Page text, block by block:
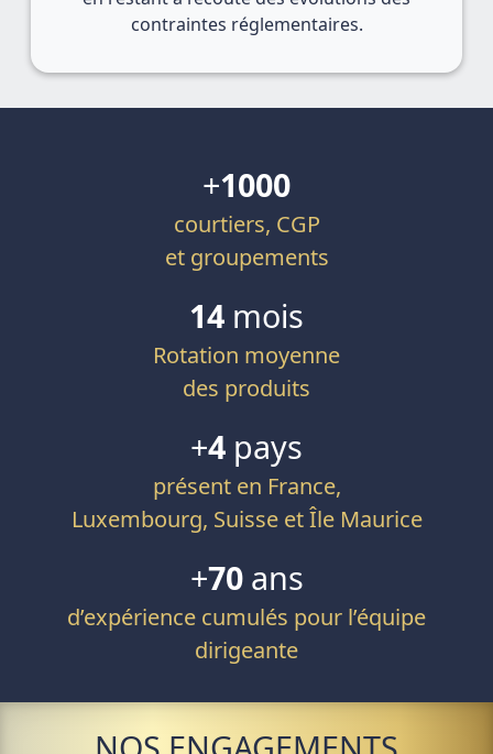
contraintes réglementaires.
+1000
courtiers, CGP
et groupements
14 mois
Rotation moyenne
des produits
+4 pays
présent en France,
Luxembourg, Suisse et Île Maurice
+70ans
d’expérience cumulés pour l’équipe
dirigeante